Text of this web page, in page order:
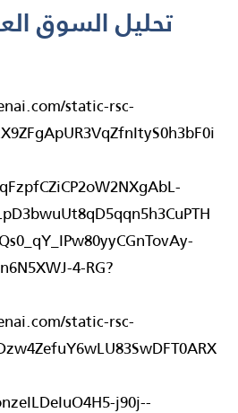
تحليل السوق